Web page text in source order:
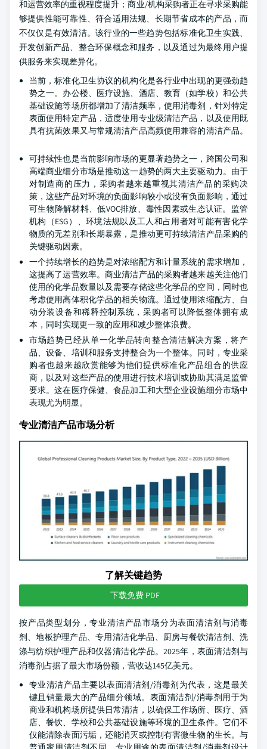
和运营效率的重视程度提升；商业/机构采购者正在寻求采购能
够提供性能可靠性、符合适用法规、长期节省成本的产品，而
不仅仅是有效清洁。该行业的一些趋势包括标准化卫生实践、
开发创新产品、整合环保概念和服务，以及通过为最终用户提
供服务来实现差异化。
当前，标准化卫生协议的机构化是各行业中出现的更强劲趋
势之一。办公楼、医疗设施、酒店、教育（如学校）和公共
基础设施等场所都增加了清洁频率，使用消毒剂，针对特定
表面使用特定产品，适度使用专业级清洁产品，以及使用既
具有抗菌效果又与常规清洁产品高频使用兼容的清洁产品。
可持续性也是当前影响市场的更显著趋势之一，跨国公司和
高端商业细分市场是推动这一趋势的两大主要驱动力。由于
对制造商的压力，采购者越来越重视其清洁产品的采购决
策，这些产品对环境的负面影响较小或没有负面影响，通过
可生物降解材料、低VOC排放、毒性因素或生态认证。监管
机构（ESG）、环境法规以及工人和占用者对可能有害化学
物质的无差别和长期暴露，是推动更可持续清洁产品采购的
关键驱动因素。
一个持续增长的趋势是对浓缩配方和计量系统的需求增加，
这提高了运营效率。商业清洁产品的采购者越来越关注他们
使用的化学品数量以及需要存储这些化学品的空间，同时也
考虑使用高体积化学品的相关物流。通过使用浓缩配方、自
动分装设备和稀释控制系统，采购者可以降低整体拥有成
本，同时实现更一致的应用和减少整体浪费。
市场趋势已经从单一化学品转向整合清洁解决方案，将产
品、设备、培训和服务支持整合为一个整体。同时，专业采
购者也越来越欣赏能够为他们提供标准化产品组合的供应
商，以及对这些产品的使用进行技术培训或协助其满足监管
要求。这在医疗保健、食品加工和大型企业设施细分市场中
表现尤为明显。
专业清洁产品市场分析
了解关键趋势
下载免费 PDF
按产品类型划分，专业清洁产品市场分为表面清洁剂与消毒
剂、地板护理产品、专用清洁化学品、厨房与餐饮清洁剂、洗
涤与纺织护理产品和仪器清洁化学品。2025年，表面清洁剂与
消毒剂占据了最大市场份额，营收达145亿美元。
专业清洁产品主要以表面清洁剂/消毒剂为代表，这是最关
键且销量最大的产品细分领域。表面清洁剂/消毒剂用于为
商业和机构场所提供日常清洁，以确保工作场所、医疗、酒
店、餐饮、学校和公共基础设施等环境的卫生条件。它们不
仅能清除表面污垢，还能消灭或控制有害微生物的生长。与